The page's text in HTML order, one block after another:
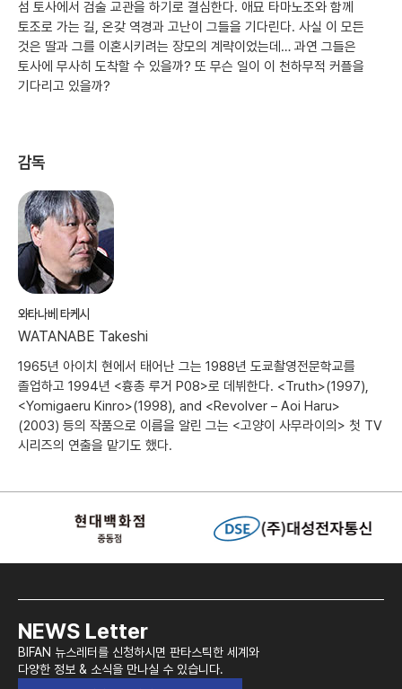
섬 토사에서 검술 교관을 하기로 결심한다. 애묘 타마노조와 함께
토조로 가는 길, 온갖 역경과 고난이 그들을 기다린다. 사실 이 모든
것은 딸과 그를 이혼시키려는 장모의 계략이었는데… 과연 그들은
토사에 무사히 도착할 수 있을까? 또 무슨 일이 이 천하무적 커플을
기다리고 있을까?
감독
와타나베 타케시
WATANABE Takeshi
1965년 아이치 현에서 태어난 그는 1988년 도쿄촬영전문학교를
졸업하고 1994년 <흉총 루거 P08>로 데뷔한다. <Truth>(1997),
<Yomigaeru Kinro>(1998), and <Revolver – Aoi Haru>
(2003) 등의 작품으로 이름을 알린 그는 <고양이 사무라이의> 첫 TV
시리즈의 연출을 맡기도 했다.
NEWS Letter
BIFAN 뉴스레터를 신청하시면 판타스틱한 세계와
다양한 정보 & 소식을 만나실 수 있습니다.